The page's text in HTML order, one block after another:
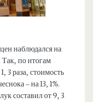
наблюдался на
по итогам
3 раза, стоимость
– на 13, 1%.
составил от 9, 3